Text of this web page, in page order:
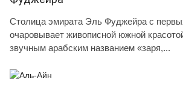
Столица эмирата Эль Фуджейра с
очаровывает живописной южной
звучным арабским названием «заря,...